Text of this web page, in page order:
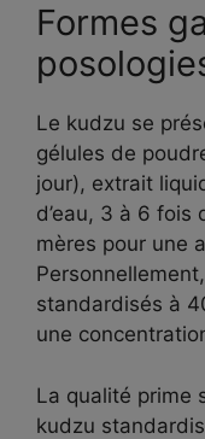
Formes
Le kudzu se
gélules de
jour), extrait
d’eau, 3 à 6 fois
mères pour une
standardisés à
une
La qualité prime
kudzu